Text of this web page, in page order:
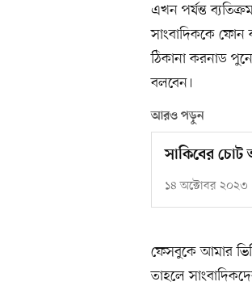
এখন পর্যন্ত
সাংবাদিককে ফোন
ঠিকানা করনাড
বলবেন।
আরও পড়ুন
সাকিবের চোট
১৪ অক্টোবর ২০২৩
ফেসবুকে আমার
তাহলে